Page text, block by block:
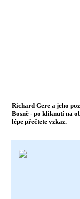
Richard Gere a jeho
Bosně - po kliknutí na
lépe přečtete vzkaz.